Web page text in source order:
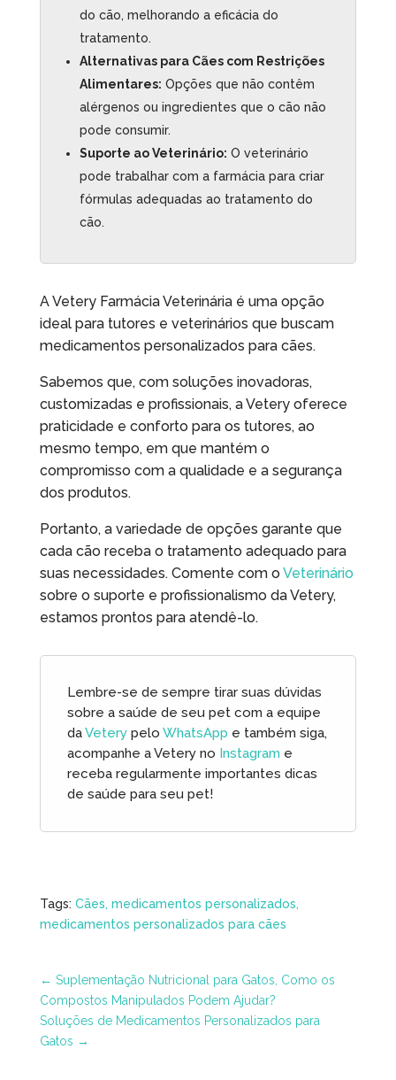
do cão, melhorando a eficácia do
tratamento.
Alternativas para Cães com Restrições
Alimentares: Opções que não contêm
alérgenos ou ingredientes que o cão não
pode consumir.
Suporte ao Veterinário: O veterinário
pode trabalhar com a farmácia para criar
fórmulas adequadas ao tratamento do
cão.
A Vetery Farmácia Veterinária é uma opção
ideal para tutores e veterinários que buscam
medicamentos personalizados para cães.
Sabemos que, com soluções inovadoras,
customizadas e profissionais, a Vetery oferece
praticidade e conforto para os tutores, ao
mesmo tempo, em que mantém o
compromisso com a qualidade e a segurança
dos produtos.
Portanto, a variedade de opções garante que
cada cão receba o tratamento adequado para
suas necessidades. Comente com o Veterinário
sobre o suporte e profissionalismo da Vetery,
estamos prontos para atendê-lo.
Lembre-se de sempre tirar suas dúvidas
sobre a saúde de seu pet com a equipe
daVeterypelo WhatsApp e também siga,
acompanhe a Vetery no Instagram e
receba regularmente importantes dicas
de saúde para seu pet!
Tags: Cães medicamentos personalizados
medicamentos personalizados para cães
← Suplementação Nutricional para Gatos, Como os
Compostos Manipulados Podem Ajudar?
Soluções de Medicamentos Personalizados para
Gatos →